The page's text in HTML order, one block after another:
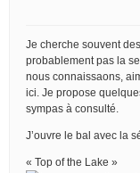
Je cherche souvent
probablement pas la
nous connaissaons,
ici. Je propose
sympas à consulté.
J’ouvre le bal avec la
« Top of the Lake »